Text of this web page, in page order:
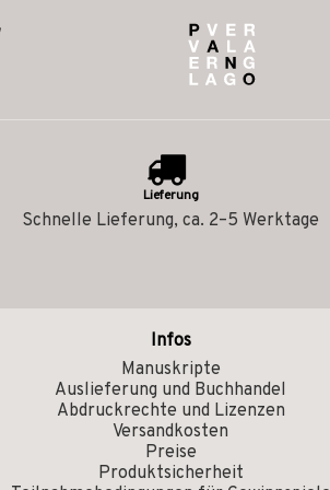
Lieferung
Schnelle Lieferung, ca. 2–5 Werktage
Infos
Manuskripte
Auslieferung und Buchhandel
Abdruckrechte und Lizenzen
Versandkosten
Preise
Produktsicherheit